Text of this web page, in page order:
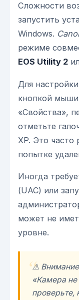
Сложности
запустить
Windows.
режиме
EOS Utility 2
Для
кнопкой
«Свойства»,
отметьте
XP. Это часто
попытке
Иногда
(UAC) или
может не
уровне.
⚠️
«Камера не
проверьте,